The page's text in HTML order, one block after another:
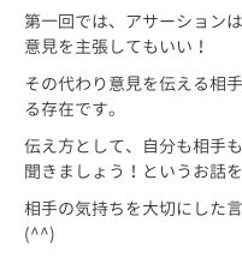
第一回では、アサーション
意見を主張してもいい！
その代わり意見を伝える相
る存在です。
伝え方として、自分も相手
聞きましょう！というお話を
相手の気持ちを大切にした
(^^)